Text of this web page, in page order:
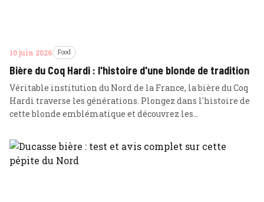
10 juin 2026 Food
Bière du Coq Hardi : l'histoire d'une blonde de tradition
Véritable institution du Nord de la France, la bière du Coq
Hardi traverse les générations. Plongez dans l'histoire de
cette blonde emblématique et découvrez les